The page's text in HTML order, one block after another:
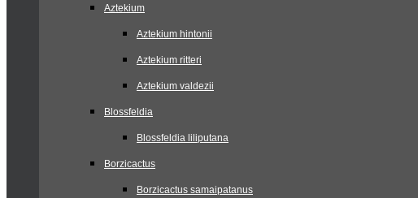
Aztekium
Aztekium hintonii
Aztekium ritteri
Aztekium valdezii
Blossfeldia
Blossfeldia liliputana
Borzicactus
Borzicactus samaipatanus